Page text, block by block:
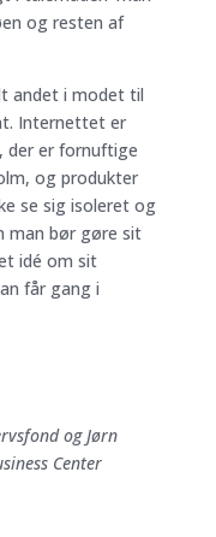
og resten af
andet i modet til
Internettet er
der er fornuftige
og produkter
se sig isoleret og
man bør gøre sit
idé om sit
får gang i
og Jørn
Center